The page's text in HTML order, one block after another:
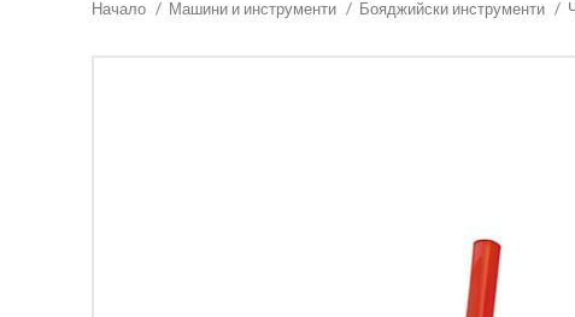
Начало Машини и инструменти Бояджийски инструменти